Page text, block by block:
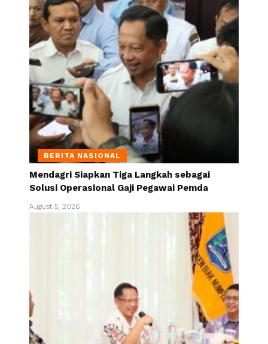
BERITA NASIONAL
Mendagri Siapkan Tiga Langkah sebagai
Solusi Operasional Gaji Pegawai Pemda
August 5, 2026